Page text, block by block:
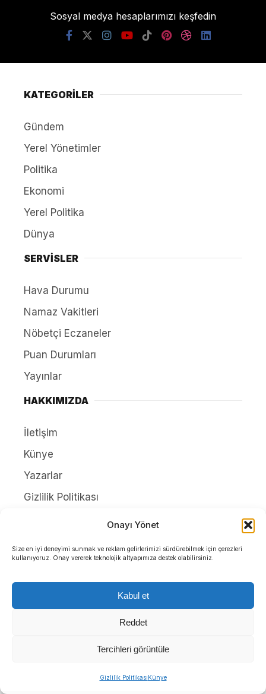
Onayı Yönet
Size en iyi deneyimi sunmak ve reklam gelirlerimizi sürdürebilmek için çerezleri
kullanıyoruz. Onay vererek teknolojik altyapımıza destek olabilirsiniz.
Kabul et
Reddet
Tercihleri görüntüle
Gizlilik PolitikasıKünye
Sosyal medya hesaplarımızı keşfedin
KATEGORİLER
Gündem
Yerel Yönetimler
Politika
Ekonomi
Yerel Politika
Dünya
SERVİSLER
Hava Durumu
Namaz Vakitleri
Nöbetçi Eczaneler
Puan Durumları
Yayınlar
HAKKIMIZDA
İletişim
Künye
Yazarlar
Gizlilik Politikası
Tüm Hakları Saklıdır. |WordPress Haber Teması